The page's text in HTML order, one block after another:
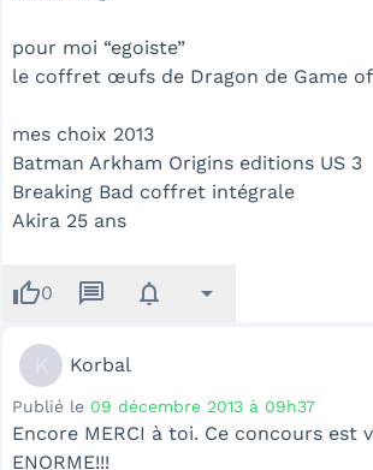
pour moi “egoiste”
le coffret œufs de Dragon de Game
mes choix 2013
Batman Arkham Origins editions US 3
Breaking Bad coffret intégrale
Akira 25 ans
thumb_up0 message notifications arrow_drop_down
Korbal
Publié le 09 décembre 2013 à 09h37
Encore MERCI à toi. Ce concours est
ENORME!!!